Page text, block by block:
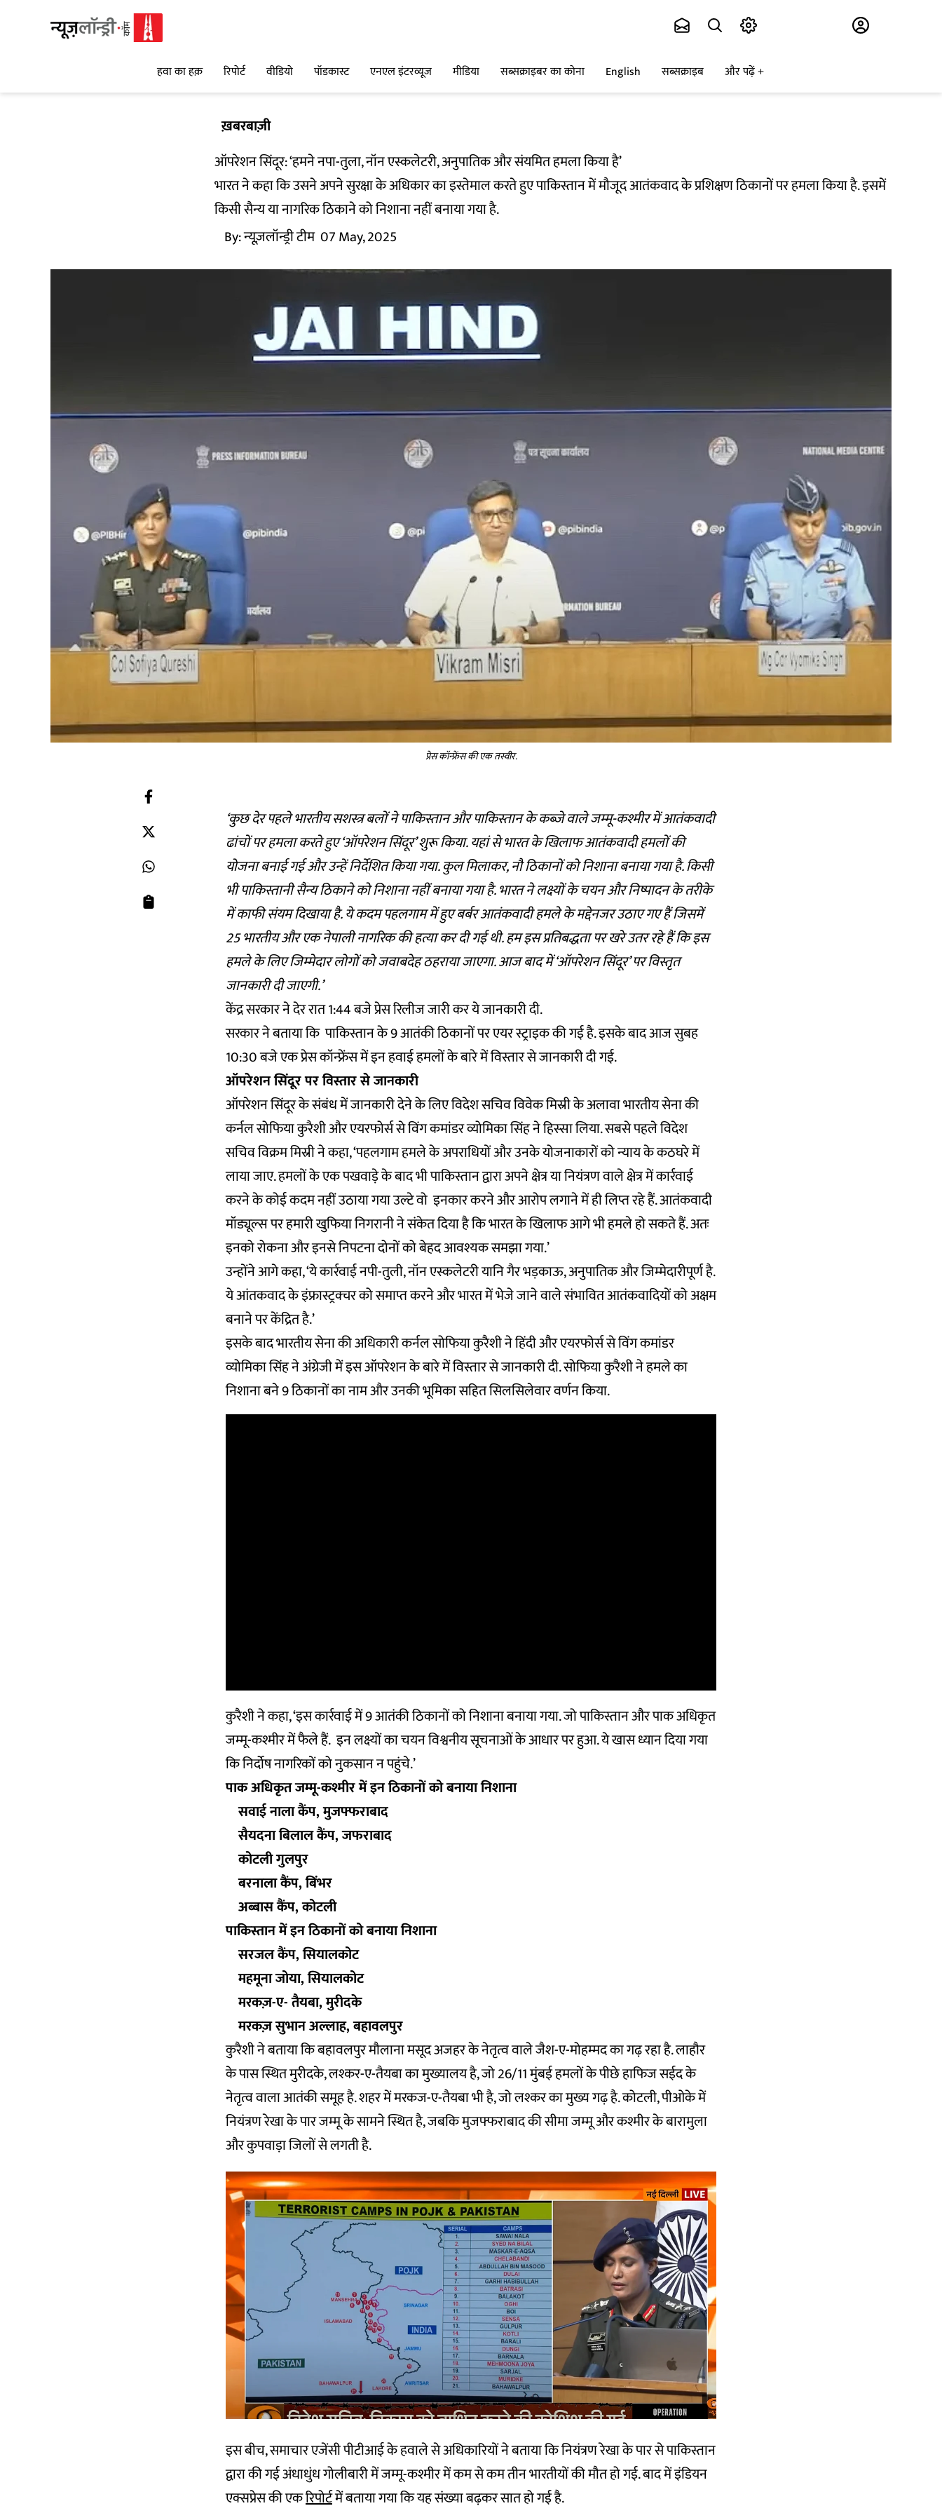
हवा का हक़ रिपोर्ट वीडियो पॉडकास्ट एनएल इंटरव्यूज मीडिया सब्सक्राइबर का कोना English सब्सक्राइब और पढ़ें
ख़बरबाज़ी
ऑपरेशन सिंदूर: ‘हमने नपा-तुला, नॉन एस्कलेटरी, अनुपातिक और संयमित हमला किया है’
भारत ने कहा कि उसने अपने सुरक्षा के अधिकार का इस्तेमाल करते हुए पाकिस्तान में मौजूद आतंकवाद के प्रशिक्षण ठिकानों पर हमला किया है. इसमें
किसी सैन्य या नागरिक ठिकाने को निशाना नहीं बनाया गया है.
By:न्यूज़लॉन्ड्री टीम 07 May, 2025
प्रेस कॉन्फ्रेंस की एक तस्वीर.
‘कुछ देर पहले भारतीय सशस्त्र बलों ने पाकिस्तान और पाकिस्तान के कब्जे वाले जम्मू-कश्मीर में आतंकवादी
ढांचों पर हमला करते हुए ‘ऑपरेशन सिंदूर’ शुरू किया. यहां से भारत के खिलाफ आतंकवादी हमलों की
योजना बनाई गई और उन्हें निर्देशित किया गया. कुल मिलाकर, नौ ठिकानों को निशाना बनाया गया है. किसी
भी पाकिस्तानी सैन्य ठिकाने को निशाना नहीं बनाया गया है. भारत ने लक्ष्यों के चयन और निष्पादन के तरीके
में काफी संयम दिखाया है. ये कदम पहलगाम में हुए बर्बर आतंकवादी हमले के मद्देनजर उठाए गए हैं जिसमें
25 भारतीय और एक नेपाली नागरिक की हत्या कर दी गई थी. हम इस प्रतिबद्धता पर खरे उतर रहे हैं कि इस
हमले के लिए जिम्मेदार लोगों को जवाबदेह ठहराया जाएगा. आज बाद में ‘ऑपरेशन सिंदूर’ पर विस्तृत
जानकारी दी जाएगी.’
केंद्र सरकार ने देर रात 1:44 बजे प्रेस रिलीज जारी कर ये जानकारी दी.
सरकार ने बताया कि पाकिस्तान के 9 आतंकी ठिकानों पर एयर स्ट्राइक की गई है. इसके बाद आज सुबह
10:30 बजे एक प्रेस कॉन्फ्रेंस में इन हवाई हमलों के बारे में विस्तार से जानकारी दी गई.
ऑपरेशन सिंदूर पर विस्तार से जानकारी
ऑपरेशन सिंदूर के संबंध में जानकारी देने के लिए विदेश सचिव विवेक मिस्री के अलावा भारतीय सेना की
कर्नल सोफिया कुरैशी और एयरफोर्स से विंग कमांडर व्योमिका सिंह ने हिस्सा लिया. सबसे पहले विदेश
सचिव विक्रम मिस्री ने कहा, ‘पहलगाम हमले के अपराधियों और उनके योजनाकारों को न्याय के कठघरे में
लाया जाए. हमलों के एक पखवाड़े के बाद भी पाकिस्तान द्वारा अपने क्षेत्र या नियंत्रण वाले क्षेत्र में कार्रवाई
करने के कोई कदम नहीं उठाया गया उल्टे वो इनकार करने और आरोप लगाने में ही लिप्त रहे हैं. आतंकवादी
मॉड्यूल्स पर हमारी खुफिया निगरानी ने संकेत दिया है कि भारत के खिलाफ आगे भी हमले हो सकते हैं. अतः
इनको रोकना और इनसे निपटना दोनों को बेहद आवश्यक समझा गया.’
उन्होंने आगे कहा, ‘ये कार्रवाई नपी-तुली, नॉन एस्कलेटरी यानि गैर भड़काऊ, अनुपातिक और जिम्मेदारीपूर्ण है.
ये आंतकवाद के इंफ्रास्ट्रक्चर को समाप्त करने और भारत में भेजे जाने वाले संभावित आतंकवादियों को अक्षम
बनाने पर केंद्रित है.’
इसके बाद भारतीय सेना की अधिकारी कर्नल सोफिया कुरैशी ने हिंदी और एयरफोर्स से विंग कमांडर
व्योमिका सिंह ने अंग्रेजी में इस ऑपरेशन के बारे में विस्तार से जानकारी दी. सोफिया कुरैशी ने हमले का
निशाना बने 9 ठिकानों का नाम और उनकी भूमिका सहित सिलसिलेवार वर्णन किया.
कुरैशी ने कहा, ‘इस कार्रवाई में 9 आतंकी ठिकानों को निशाना बनाया गया. जो पाकिस्तान और पाक अधिकृत
जम्मू-कश्मीर में फैले हैं. इन लक्ष्यों का चयन विश्वनीय सूचनाओं के आधार पर हुआ. ये खास ध्यान दिया गया
कि निर्दोष नागरिकों को नुकसान न पहुंचे.’
पाक अधिकृत जम्मू-कश्मीर में इन ठिकानों को बनाया निशाना
सवाई नाला कैंप, मुजफ्फराबाद
सैयदना बिलाल कैंप, जफराबाद
कोटली गुलपुर
बरनाला कैंप, बिंभर
अब्बास कैंप, कोटली
पाकिस्तान में इन ठिकानों को बनाया निशाना
सरजल कैंप, सियालकोट
महमूना जोया, सियालकोट
मरकज़-ए- तैयबा, मुरीदके
मरकज़ सुभान अल्लाह, बहावलपुर
कुरैशी ने बताया कि बहावलपुर मौलाना मसूद अजहर के नेतृत्व वाले जैश-ए-मोहम्मद का गढ़ रहा है. लाहौर
के पास स्थित मुरीदके, लश्कर-ए-तैयबा का मुख्यालय है, जो 26/11 मुंबई हमलों के पीछे हाफिज सईद के
नेतृत्व वाला आतंकी समूह है. शहर में मरकज-ए-तैयबा भी है, जो लश्कर का मुख्य गढ़ है. कोटली, पीओके में
नियंत्रण रेखा के पार जम्मू के सामने स्थित है, जबकि मुजफ्फराबाद की सीमा जम्मू और कश्मीर के बारामुला
और कुपवाड़ा जिलों से लगती है.
इस बीच, समाचार एजेंसी पीटीआई के हवाले से अधिकारियों ने बताया कि नियंत्रण रेखा के पार से पाकिस्तान
द्वारा की गई अंधाधुंध गोलीबारी में जम्मू-कश्मीर में कम से कम तीन भारतीयों की मौत हो गई. बाद में इंडियन
एक्सप्रेस की एकरिपोर्टमें बताया गया कि यह संख्या बढ़कर सात हो गई है.